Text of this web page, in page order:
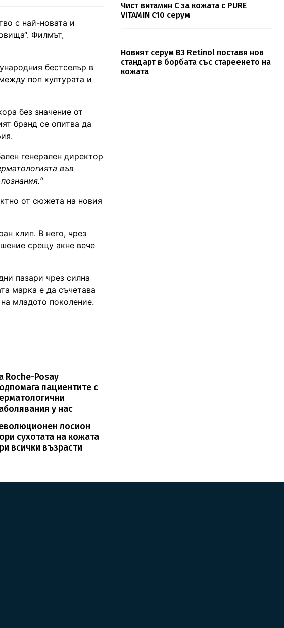
с най-новата и
Филмът,
бестселър в
поп културата и
без значение от
бранд се опитва да
генерален директор
във
от сюжета на новия
клип. В него, чрез
срещу акне вече
пазари чрез силна
марка е да съчетава
младото поколение.
Roche-Posay
пациентите с
у нас
лосион
сухотата на кожата
всички възрасти
Чист витамин С за кожата с PURE
VITAMIN C10 серум
Новият серум B3 Retinol поставя нов
стандарт в борбата със стареенето на
кожата